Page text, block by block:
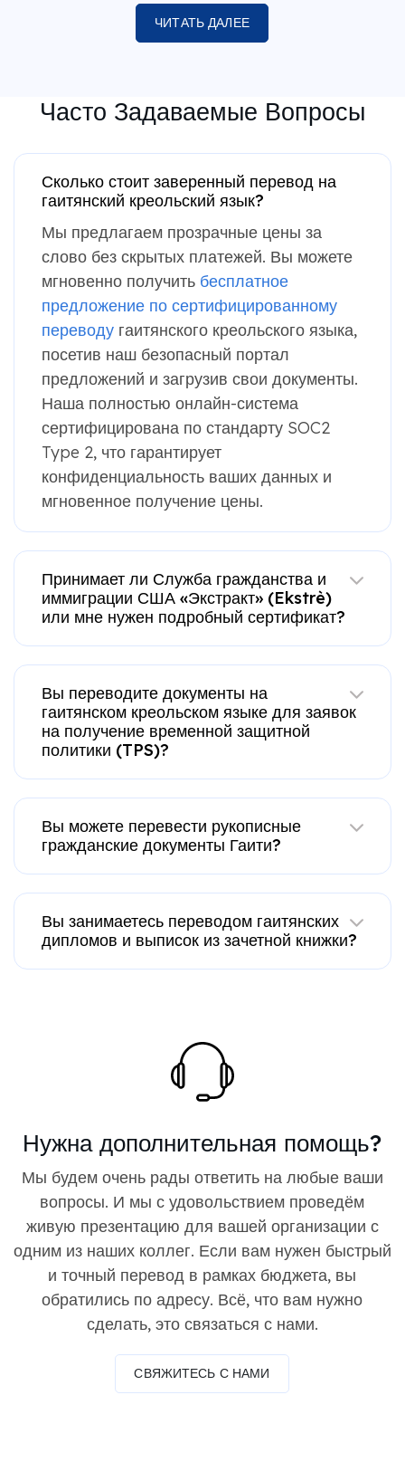
ЧИТАТЬ ДАЛЕЕ
Часто Задаваемые Вопросы
Сколько стоит заверенный перевод на
гаитянский креольский язык?
Мы предлагаем прозрачные цены за
слово без скрытых платежей. Вы можете
мгновенно получить бесплатное
предложение по сертифицированному
переводугаитянского креольского языка,
посетив наш безопасный портал
предложений и загрузив свои документы.
Наша полностью онлайн-система
сертифицирована по стандарту SOC2
Type 2, что гарантирует
конфиденциальность ваших данных и
мгновенное получение цены.
Принимает ли Служба гражданства и
иммиграции США «Экстракт» (Ekstrè)
или мне нужен подробный сертификат?
Вы переводите документы на
гаитянском креольском языке для заявок
на получение временной защитной
политики (TPS)?
Вы можете перевести рукописные
гражданские документы Гаити?
Вы занимаетесь переводом гаитянских
дипломов и выписок из зачетной книжки?
Нужна дополнительная помощь?
Мы будем очень рады ответить на любые ваши
вопросы. И мы с удовольствием проведём
живую презентацию для вашей организации с
одним из наших коллег. Если вам нужен быстрый
и точный перевод в рамках бюджета, вы
обратились по адресу. Всё, что вам нужно
сделать, это связаться с нами.
СВЯЖИТЕСЬ С НАМИ